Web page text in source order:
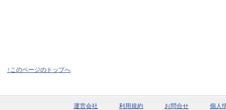
↑このページのトップへ
運営会社 利用規約 お問合せ 個人